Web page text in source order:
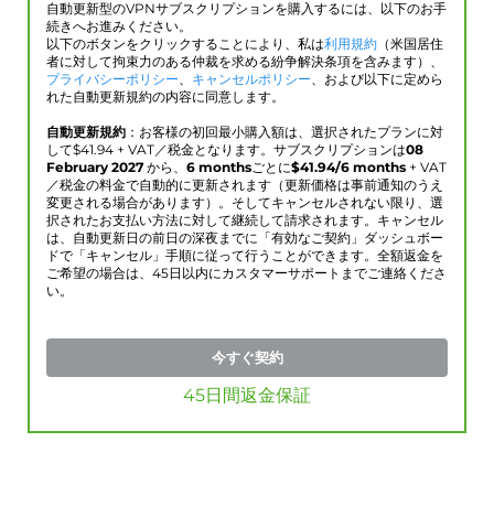
自動更新型のVPNサブスクリプションを購入するには、以下のお手
続きへお進みください。
以下のボタンをクリックすることにより、私は利用規約 （米国居住
者に対して拘束力のある仲裁を求める紛争解決条項を含みます）、
プライバシーポリシー、 キャンセルポリシー、および以下に定めら
れた自動更新規約の内容に同意します。
自動更新規約 ：お客様の初回最小購入額は、選択されたプランに対
して$41.94 + VAT／税金となります。サブスクリプションは08
February 2027 から、 6 monthsごとに$41.94/6 months + VAT
／税金の料金で自動的に更新されます（更新価格は事前通知のうえ
変更される場合があります）。そしてキャンセルされない限り、選
択されたお支払い方法に対して継続して請求されます。キャンセル
は、自動更新日の前日の深夜までに「有効なご契約」ダッシュボー
ドで「キャンセル」手順に従って行うことができます。全額返金を
ご希望の場合は、45日以内にカスタマーサポートまでご連絡くださ
い。
今すぐ契約
45日間返金保証